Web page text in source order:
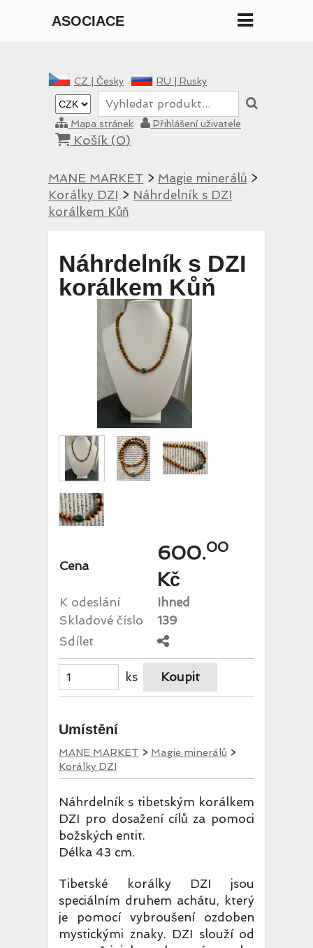
ASOCIACE
CZ | Česky RU | Rusky
Mapa stránek Přihlášení uživatele
Košík (0)
MANE MARKET > Magie minerálů >
Korálky DZI > Náhrdelník s DZI
korálkem Kůň
Náhrdelník s DZI
korálkem Kůň
Cena
600.00
Kč
K odeslání
Ihned
Skladové číslo
139
Sdílet
ks
Umístění
MANE MARKET > Magie minerálů >
Korálky DZI
Náhrdelník s tibetským korálkem
DZI pro dosažení cílů za pomoci
božských entit.
Délka 43 cm.
Tibetské korálky DZI jsou
speciálním druhem achátu, který
je pomocí vybroušení ozdoben
mystickými znaky. DZI slouží od